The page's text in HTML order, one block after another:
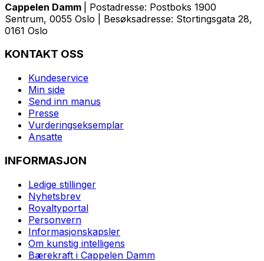
Cappelen Damm
| Postadresse: Postboks 1900
Sentrum, 0055 Oslo | Besøksadresse: Stortingsgata 28,
0161 Oslo
KONTAKT OSS
Kundeservice
Min side
Send inn manus
Presse
Vurderingseksemplar
Ansatte
INFORMASJON
Ledige stillinger
Nyhetsbrev
Royaltyportal
Personvern
Informasjonskapsler
Om kunstig intelligens
Bærekraft i Cappelen Damm